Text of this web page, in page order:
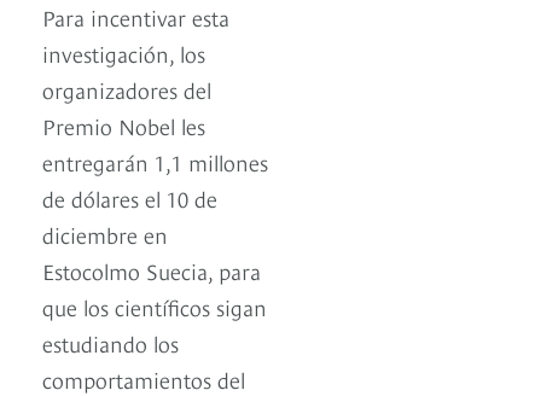
Para incentivar esta
investigación, los
organizadores del
Premio Nobel les
entregarán 1,1 millones
de dólares el 10 de
diciembre en
Estocolmo Suecia, para
que los científicos sigan
estudiando los
comportamientos del